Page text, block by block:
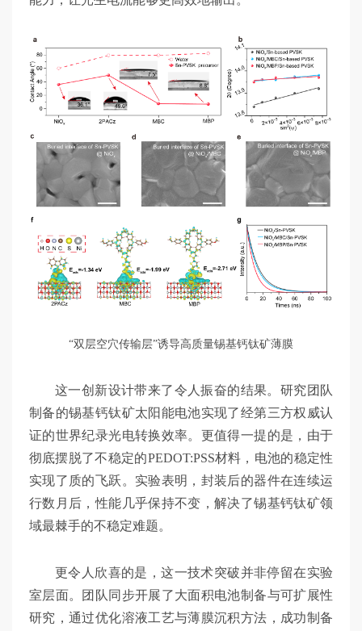
“双层空穴传输层”诱导高质量锡基钙钛矿薄膜
这一创新设计带来了令人振奋的结果。研究团队
制备的锡基钙钛矿太阳能电池实现了经第三方权威认
证的世界纪录光电转换效率。更值得一提的是，由于
彻底摆脱了不稳定的PEDOT:PSS材料，电池的稳定性
实现了质的飞跃。实验表明，封装后的器件在连续运
行数月后，性能几乎保持不变，解决了锡基钙钛矿领
域最棘手的不稳定难题。
更令人欣喜的是，这一技术突破并非停留在实验
室层面。团队同步开展了大面积电池制备与可扩展性
研究，通过优化溶液工艺与薄膜沉积方法，成功制备